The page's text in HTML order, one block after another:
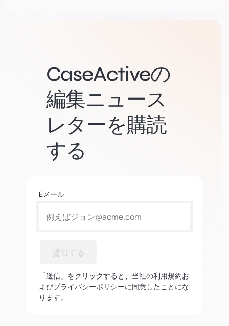
CaseActiveの
編集ニュース
レターを購読
する
Eメール
提出する
「送信」をクリックすると、当社の利用規約お
よびプライバシーポリシーに同意したことにな
ります。